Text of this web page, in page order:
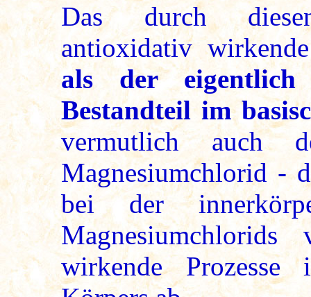
Das durch
antioxidativ
als der eigentlich
Bestandteil im
vermutlich auch
Magnesiumchlorid -
bei der
Magnesiumchlorids
wirkende